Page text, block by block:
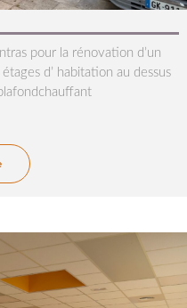
pour la rénovation d’un
d’ habitation au dessus